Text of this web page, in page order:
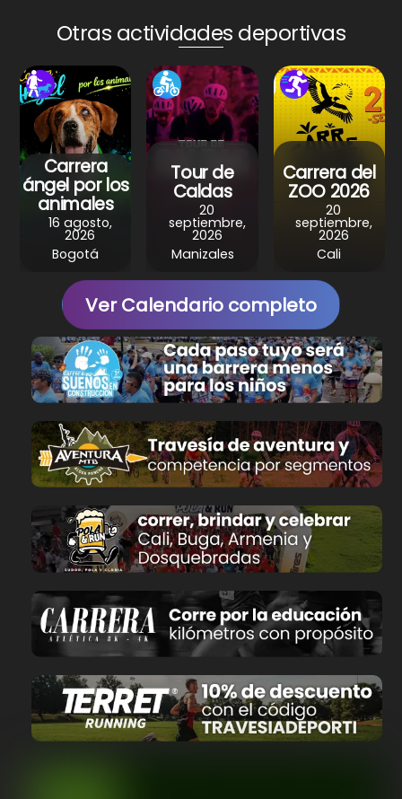
A
p
p
b
o
o
k
st a
m
Otras actividades deportivas
Carrera
ángel por los
animales
16 agosto,
2026
Bogotá
Tour de
Caldas
20
septiembre,
2026
Manizales
Carrera del
ZOO 2026
20
septiembre,
2026
Cali
Ver Calendario completo